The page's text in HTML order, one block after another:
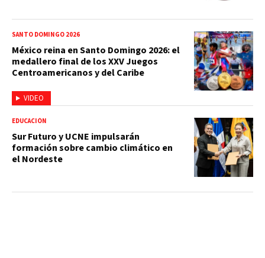
VIDEO
SANTO DOMINGO 2026
México reina en Santo Domingo 2026: el
medallero final de los XXV Juegos
Centroamericanos y del Caribe
EDUCACIÓN
Sur Futuro y UCNE impulsarán
formación sobre cambio climático en
el Nordeste